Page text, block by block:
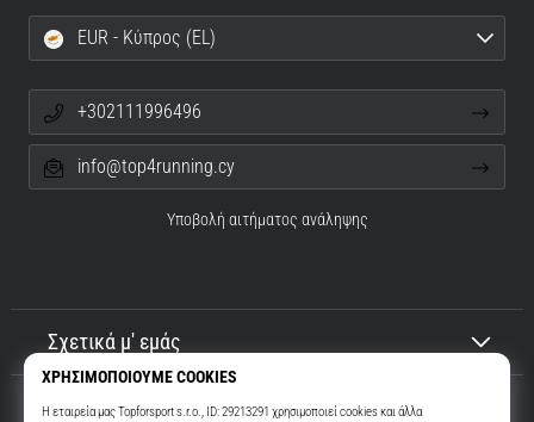
Σχετικά μ' εμάς
Εξυπηρέτηση πελατών
EUR - Κύπρος (EL)
+302111996496
info@top4running.cy
Υποβολή αιτήματος ανάληψης